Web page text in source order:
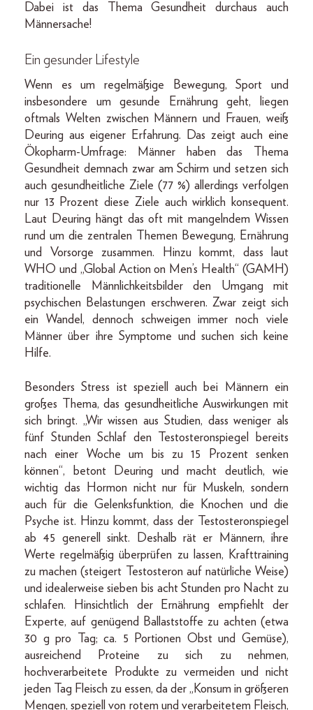
Dabei ist das Thema Gesundheit durchaus auch
Männersache!
Ein gesunder Lifestyle
Wenn es um regelmäßige Bewegung, Sport und
insbesondere um gesunde Ernährung geht, liegen
oftmals Welten zwischen Männern und Frauen, weiß
Deuring aus eigener Erfahrung. Das zeigt auch eine
Ökopharm-Umfrage: Männer haben das Thema
Gesundheit demnach zwar am Schirm und setzen sich
auch gesundheitliche Ziele (77 %) allerdings verfolgen
nur 13 Prozent diese Ziele auch wirklich konsequent.
Laut Deuring hängt das oft mit mangelndem Wissen
rund um die zentralen Themen Bewegung, Ernährung
und Vorsorge zusammen. Hinzu kommt, dass laut
WHO und „Global Action on Men’s Health“ (GAMH)
traditionelle Männlichkeitsbilder den Umgang mit
psychischen Belastungen erschweren. Zwar zeigt sich
ein Wandel, dennoch schweigen immer noch viele
Männer über ihre Symptome und suchen sich keine
Hilfe.
Besonders Stress ist speziell auch bei Männern ein
großes Thema, das gesundheitliche Auswirkungen mit
sich bringt. „Wir wissen aus Studien, dass weniger als
fünf Stunden Schlaf den Testosteronspiegel bereits
nach einer Woche um bis zu 15 Prozent senken
können“, betont Deuring und macht deutlich, wie
wichtig das Hormon nicht nur für Muskeln, sondern
auch für die Gelenksfunktion, die Knochen und die
Psyche ist. Hinzu kommt, dass der Testosteronspiegel
ab 45 generell sinkt. Deshalb rät er Männern, ihre
Werte regelmäßig überprüfen zu lassen, Krafttraining
zu machen (steigert Testosteron auf natürliche Weise)
und idealerweise sieben bis acht Stunden pro Nacht zu
schlafen. Hinsichtlich der Ernährung empfiehlt der
Experte, auf genügend Ballaststoffe zu achten (etwa
30 g pro Tag; ca. 5 Portionen Obst und Gemüse),
ausreichend Proteine zu sich zu nehmen,
hochverarbeitete Produkte zu vermeiden und nicht
jeden Tag Fleisch zu essen, da der „Konsum in größeren
Mengen, speziell von rotem und verarbeitetem Fleisch,